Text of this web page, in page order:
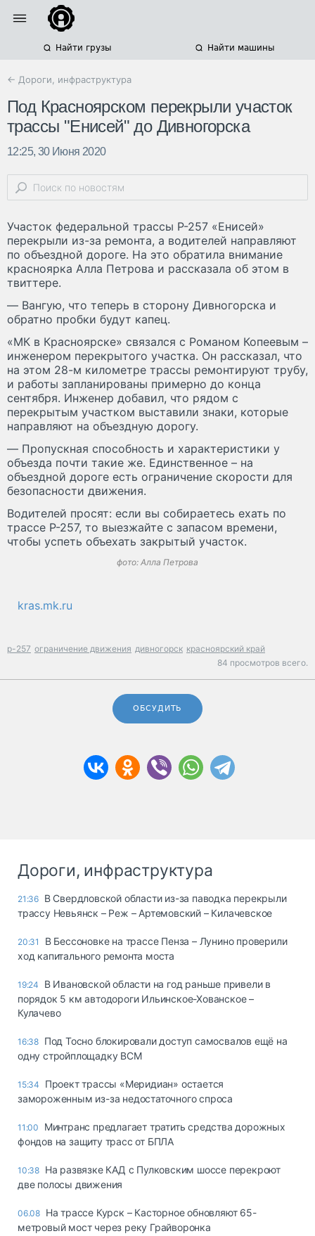
Найти грузы Найти машины
← Дороги, инфраструктура
Под Красноярском перекрыли участок
трассы "Енисей" до Дивногорска
12:25, 30 Июня 2020
Участок федеральной трассы Р-257 «Енисей»
перекрыли из-за ремонта, а водителей направляют
по объездной дороге. На это обратила внимание
красноярка Алла Петрова и рассказала об этом в
твиттере.
— Вангую, что теперь в сторону Дивногорска и
обратно пробки будут капец.
«МК в Красноярске» связался с Романом Копеевым –
инженером перекрытого участка. Он рассказал, что
на этом 28-м километре трассы ремонтируют трубу,
и работы запланированы примерно до конца
сентября. Инженер добавил, что рядом с
перекрытым участком выставили знаки, которые
направляют на объездную дорогу.
— Пропускная способность и характеристики у
объезда почти такие же. Единственное – на
объездной дороге есть ограничение скорости для
безопасности движения.
Водителей просят: если вы собираетесь ехать по
трассе Р-257, то выезжайте с запасом времени,
чтобы успеть объехать закрытый участок.
фото: Алла Петрова
kras.mk.ru
р-257 ограничение движения дивногорск красноярский край
84 просмотров всего.
ОБСУДИТЬ
Дороги, инфраструктура
21:36 В Свердловской области из-за паводка перекрыли
трассу Невьянск – Реж – Артемовский – Килачевское
20:31
В Бессоновке на трассе Пенза – Лунино проверили
ход капитального ремонта моста
19:24
В Ивановской области на год раньше привели в
порядок 5 км автодороги Ильинское-Хованское –
Кулачево
16:38 Под Тосно блокировали доступ самосвалов ещё на
одну стройплощадку ВСМ
15:34
Проект трассы «Меридиан» остается
замороженным из-за недостаточного спроса
11:00
Минтранс предлагает тратить средства дорожных
фондов на защиту трасс от БПЛА
10:38 На развязке КАД с Пулковским шоссе перекроют
две полосы движения
06.08 На трассе Курск – Касторное обновляют 65-
метровый мост через реку Грайворонка